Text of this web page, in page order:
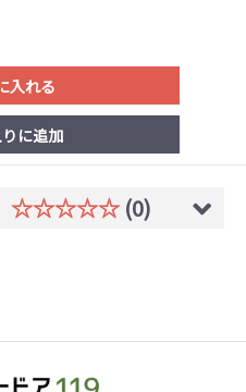
入れる
に追加
☆☆☆☆☆ (0)